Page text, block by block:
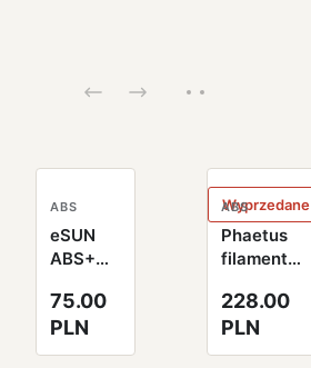
ABS
eSUN
ABS+
1,75mm
1000g
magenta
75.00
PLN
Wyprzedane
ABS
Phaetus
filament
NexABS-
GF25
czarny
228.00
PLN